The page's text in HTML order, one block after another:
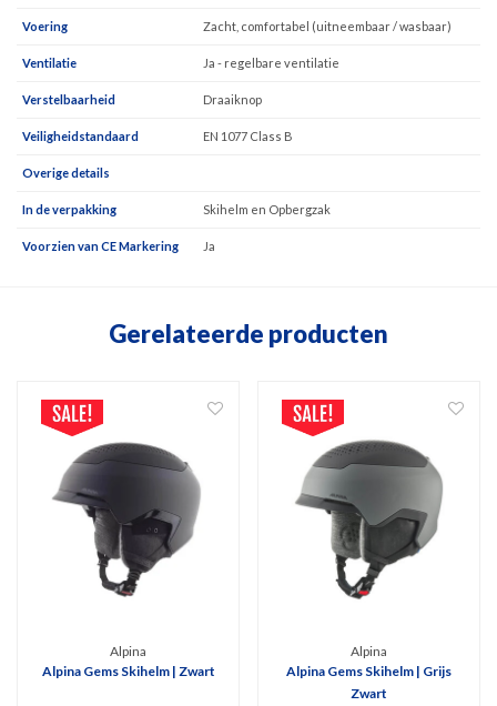
Voering Zacht, comfortabel (uitneembaar / wasbaar)
Ventilatie Ja - regelbare ventilatie
Verstelbaarheid Draaiknop
Veiligheidstandaard EN 1077 Class B
Overige details
In de verpakking Skihelm en Opbergzak
Voorzien van CE Markering Ja
Gerelateerde producten
Alpina
Alpina Gems Skihelm | Zwart
Alpina
Alpina Gems Skihelm | Grijs
Zwart